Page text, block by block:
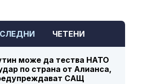
ЧЕТЕНИ
може да тества НАТО
по страна от Алианса,
САЩ